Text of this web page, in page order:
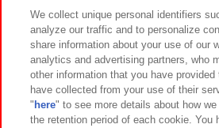
イベント・キャンペーン
関連会社 サステナビリティ
We collect unique personal identifiers
analyze our traffic and to personalize
share information about your use of our
analytics and advertising partners, who
other information that you have
have collected from your use of their
" here" to see more details about how
the retention period of each cookie. You